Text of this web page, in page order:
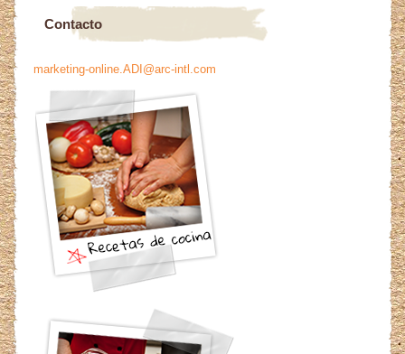
Contacto
marketing-online.ADI@arc-intl.com